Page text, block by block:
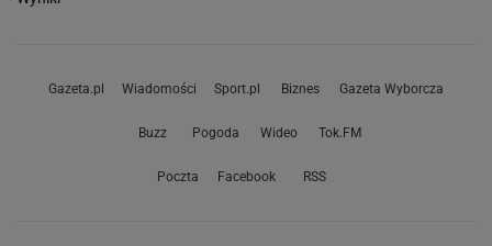
Gazeta.pl Wiadomości Sport.pl Biznes Gazeta Wyborcza
Buzz Pogoda Wideo Tok.FM
Poczta Facebook RSS